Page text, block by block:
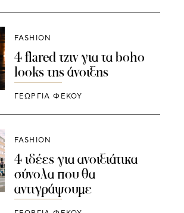
FASHION
4 flared τζιν για τα boho
looks της άνοιξης
ΓΕΩΡΓΙΑ ΦΕΚΟΥ
FASHION
4 ιδέες για ανοιξιάτικα
σύνολα που θα
αντιγράψουμε